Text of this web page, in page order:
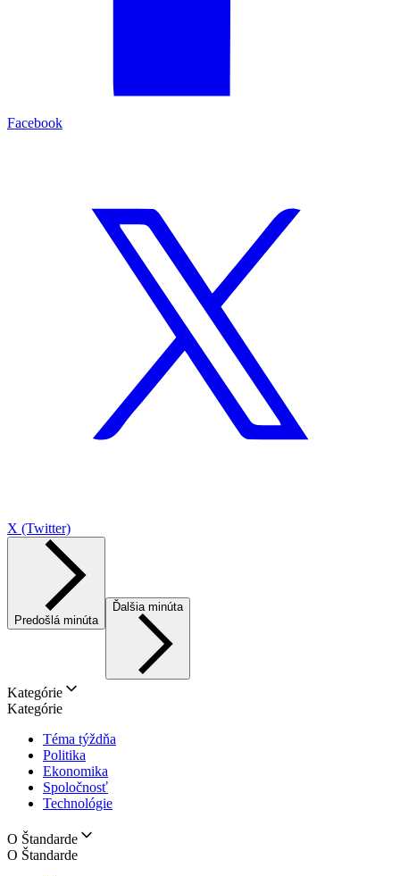
Facebook
X (Twitter)
Predošlá minúta
Ďalšia minúta
Kategórie
Kategórie
Téma týždňa
Politika
Ekonomika
Spoločnosť
Technológie
O Štandarde
O Štandarde